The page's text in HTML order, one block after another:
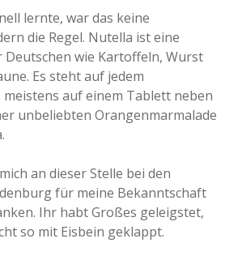
lernte, war das keine
die Regel. Nutella ist eine
Deutschen wie Kartoffeln, Wurst
Es steht auf jedem
meistens auf einem Tablett neben
unbeliebten Orangenmarmalade
an dieser Stelle bei den
für meine Bekanntschaft
Ihr habt Großes geleigstet,
so mit Eisbein geklappt.